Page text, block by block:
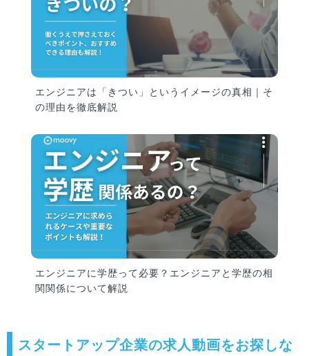
エンジニアは「きつい」というイメージの真相｜そ
の理由を徹底解説
エンジニアに学歴って必要？エンジニアと学歴の相
関関係について解説
スタートアップ企業の求人動画をお探しな